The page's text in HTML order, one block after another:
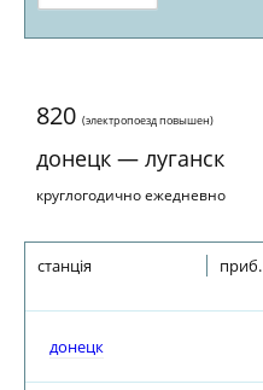
820 (электропоезд повышен)
донецк — луганск
круглогодично ежедневно
станція приб.
донецк